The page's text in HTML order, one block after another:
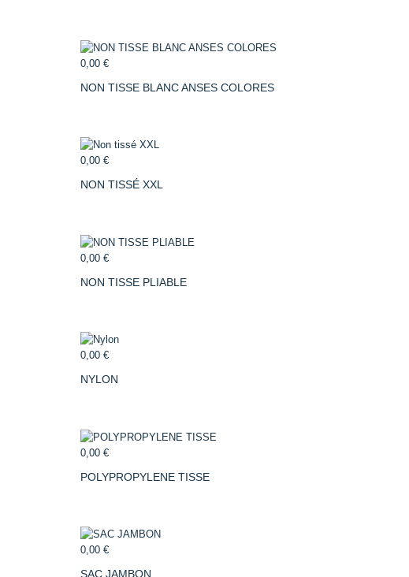
0,00 €
NON TISSE BLANC ANSES COLORES
0,00 €
NON TISSÉ XXL
0,00 €
NON TISSE PLIABLE
0,00 €
NYLON
0,00 €
POLYPROPYLENE TISSE
0,00 €
SAC JAMBON